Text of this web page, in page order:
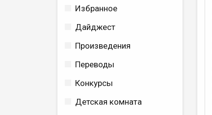
Избранное
Дайджест
Произведения
Переводы
Конкурсы
Детская комната